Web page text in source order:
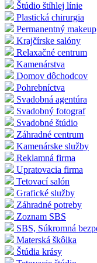
Štúdio štíhlej línie
Plastická chirurgia
Permanentný makeup
Krajčírske salóny
Relaxačné centrum
Kamenárstva
Domov dôchodcov
Pohrebníctva
Svadobná agentúra
Svadobný fotograf
Svadobné štúdio
Záhradné centrum
Kamenárske služby
Reklamná firma
Upratovacia firma
Tetovací salón
Grafické služby
Záhradné potreby
Zoznam SBS
SBS, Súkromná
Materská škôlka
Štúdia krásy